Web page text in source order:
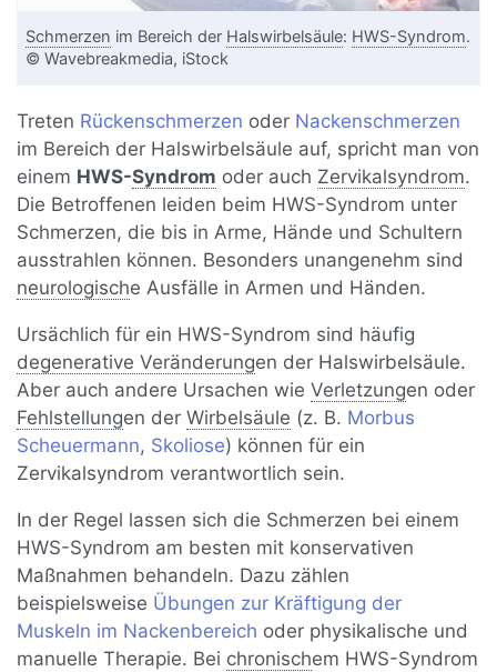
Schmerzen im Bereich der Halswirbelsäule: HWS-Syndrom.
© Wavebreakmedia, iStock
Treten Rückenschmerzen oder Nackenschmerzen
im Bereich der Halswirbelsäule auf, spricht man von
einem HWS-Syndrom oder auch Zervikalsyndrom.
Die Betroffenen leiden beim HWS-Syndrom unter
Schmerzen, die bis in Arme, Hände und Schultern
ausstrahlen können. Besonders unangenehm sind
neurologische Ausfälle in Armen und Händen.
Ursächlich für ein HWS-Syndrom sind häufig
degenerative Veränderungen der Halswirbelsäule.
Aber auch andere Ursachen wieVerletzungen oder
Fehlstellungen derWirbelsäule (z. B. Morbus
Scheuermann, Skoliose) können für ein
Zervikalsyndrom verantwortlich sein.
In der Regel lassen sich die Schmerzen bei einem
HWS-Syndrom am besten mit konservativen
Maßnahmen behandeln. Dazu zählen
beispielsweise Übungen zur Kräftigung der
Muskeln im Nackenbereich oder physikalische und
manuelle Therapie. Bei chronischem HWS-Syndrom